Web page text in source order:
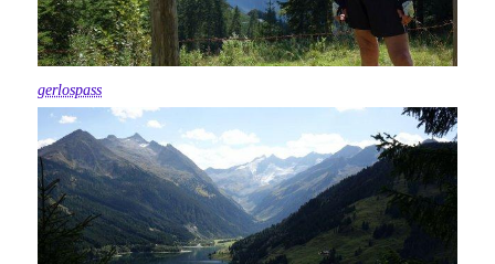
gerlospass